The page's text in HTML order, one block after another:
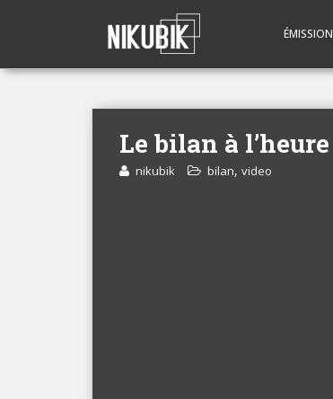
ÉMISSION
Le bilan à l’heure
nikubik bilan, video